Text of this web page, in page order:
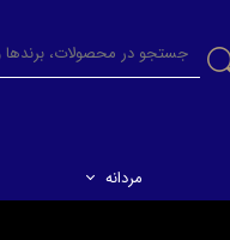
مردانه